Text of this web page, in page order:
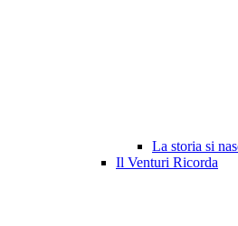
La storia si
Il Venturi Ricorda